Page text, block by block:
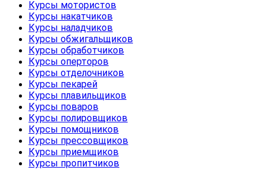
Курсы мотористов
Курсы накатчиков
Курсы наладчиков
Курсы обжигальщиков
Курсы обработчиков
Курсы оперторов
Курсы отделочников
Курсы пекарей
Курсы плавильщиков
Курсы поваров
Курсы полировщиков
Курсы помощников
Курсы прессовщиков
Курсы приемщиков
Курсы пропитчиков